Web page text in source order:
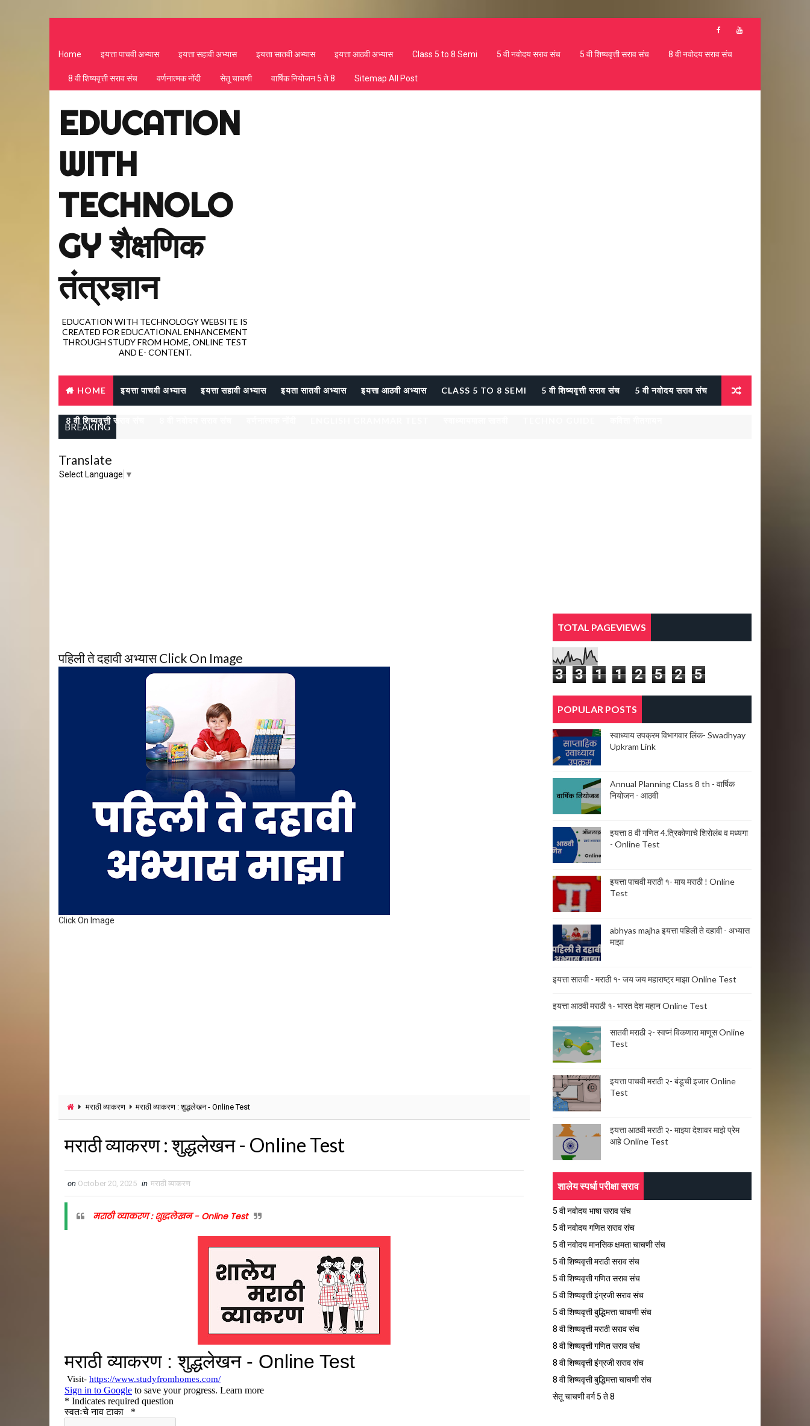
Home इयत्ता पाचवी अभ्यास इयत्ता सहावी अभ्यास इयत्ता सातवी अभ्यास इयत्ता आठवी अभ्यास Class 5 to 8 Semi 5 वी नवोदय सराव संच 5 वी शिष्यवृत्ती सराव संच 8 वी नवोदय सराव संच
8 वी शिष्यवृत्ती सराव संच वर्णनात्मक नोंदी सेतू चाचणी वार्षिक नियोजन 5 ते 8 Sitemap All Post
EDUCATION
WITH
TECHNOLO
GY शैक्षणिक
तंत्रज्ञान
EDUCATION WITH TECHNOLOGY WEBSITE IS
CREATED FOR EDUCATIONAL ENHANCEMENT
THROUGH STUDY FROM HOME, ONLINE TEST
AND E- CONTENT.
HOME इयत्ता पाचवी अभ्यास इयत्ता सहावी अभ्यास इयता सातवी अभ्यास इयत्ता आठवी अभ्यास CLASS 5 TO 8 SEMI 5 वी शिष्यवृत्ती सराव संच 5 वी नवोदय सराव संच
8 वी शिष्यवृत्ती सराव संच
BREAKING
Translate
Select Language ▼
पहिली ते दहावी अभ्यास Click On Image
Click On Image
मराठी व्याकरण मराठी व्याकरण : शुद्धलेखन - Online Test
मराठी व्याकरण : शुद्धलेखन - Online Test
on October 20, 2025 in मराठी व्याकरण
मराठी व्याकरण : शुद्धलेखन - Online Test
TOTAL PAGEVIEWS
3 3 1 1 2 5 2 5
POPULAR POSTS
स्वाध्याय उपक्रम विभागवार लिंक- Swadhyay
Upkram Link
Annual Planning Class 8 th - वार्षिक
नियोजन - आठवी
इयत्ता 8 वी गणित 4.त्रिकोणाचे शिरोलंब व मध्यगा
- Online Test
इयत्ता पाचवी मराठी १- माय मराठी ! Online
Test
abhyas majha इयत्ता पहिली ते दहावी - अभ्यास
माझा
इयत्ता सातवी - मराठी १- जय जय महाराष्ट्र माझा Online Test
इयत्ता आठवी मराठी १- भारत देश महान Online Test
सातवी मराठी २- स्वप्नं विकणारा माणूस Online
Test
इयत्ता पाचवी मराठी २- बंडूची इजार Online
Test
इयत्ता आठवी मराठी २- माझ्या देशावर माझे प्रेम
आहे Online Test
शालेय स्पर्धा परीक्षा सराव
5 वी नवोदय भाषा सराव संच
5 वी नवोदय गणित सराव संच
5 वी नवोदय मानसिक क्षमता चाचणी संच
5 वी शिष्यवृत्ती मराठी सराव संच
5 वी शिष्यवृत्ती गणित सराव संच
5 वी शिष्यवृत्ती इंग्रजी सराव संच
5 वी शिष्यवृत्ती बुद्धिमत्ता चाचणी संच
8 वी शिष्यवृत्ती मराठी सराव संच
8 वी शिष्यवृत्ती गणित सराव संच
8 वी शिष्यवृत्ती इंग्रजी सराव संच
8 वी शिष्यवृत्ती बुद्धिमत्ता चाचणी संच
सेतू चाचणी वर्ग 5 ते 8